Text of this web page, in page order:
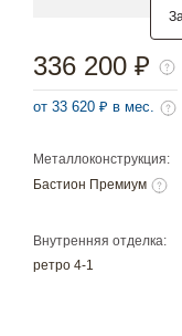
Металлоконструкция:
Бастион Премиум
Внутренняя отделка:
ретро 4-1
336 200 ₽
от 33 620 ₽ в мес.